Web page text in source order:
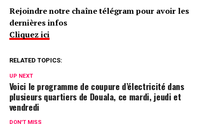
Rejoindre notre chaîne télégram pour avoir les
dernières infos
Cliquez ici
RELATED TOPICS:
UP NEXT
Voici le programme de coupure d’électricité dans
plusieurs quartiers de Douala, ce mardi, jeudi et
vendredi
DON'T MISS